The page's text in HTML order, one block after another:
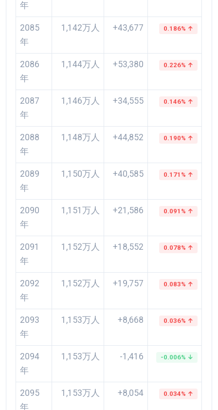
年
2085
年
1,142万人 +43,677 0.186% ↑
2086
年
1,144万人 +53,380 0.226% ↑
2087
年
1,146万人 +34,555 0.146% ↑
2088
年
1,148万人 +44,852 0.190% ↑
2089
年
1,150万人 +40,585 0.171% ↑
2090
年
1,151万人 +21,586 0.091% ↑
2091
年
1,152万人 +18,552 0.078% ↑
2092
年
1,152万人 +19,757 0.083% ↑
2093
年
1,153万人 +8,668 0.036% ↑
2094
年
1,153万人 -1,416 -0.006% ↓
2095
年
1,153万人 +8,054 0.034% ↑